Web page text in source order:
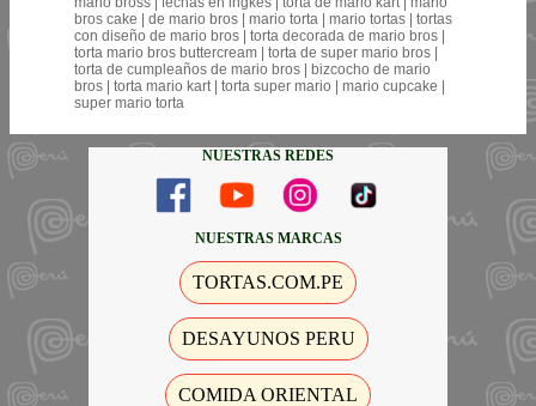
bros cake | de mario bros | mario torta | mario tortas | tortas
con diseño de mario bros | torta decorada de mario bros |
torta mario bros buttercream | torta de super mario bros |
torta de cumpleaños de mario bros | bizcocho de mario
bros | torta mario kart | torta super mario | mario cupcake |
super mario torta
NUESTRAS REDES
NUESTRAS MARCAS
TORTAS.COM.PE
DESAYUNOS PERU
COMIDA ORIENTAL